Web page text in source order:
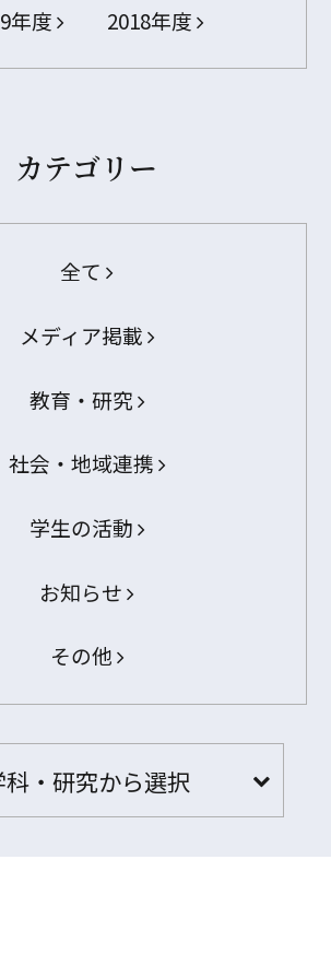
年度 2018年度
カテゴリー
全て
メディア掲載
教育・研究
社会・地域連携
学生の活動
お知らせ
その他
・研究から選択